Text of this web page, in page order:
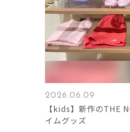
2026.06.09
【kids】新作のTHE
イムグッズ